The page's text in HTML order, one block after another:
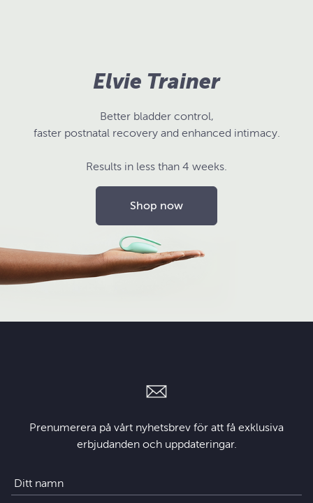
Elvie Trainer
Better bladder control,
faster postnatal recovery and enhanced intimacy.
Results in less than 4 weeks.
Shop now
Prenumerera på vårt nyhetsbrev för att få exklusiva
erbjudanden och uppdateringar.